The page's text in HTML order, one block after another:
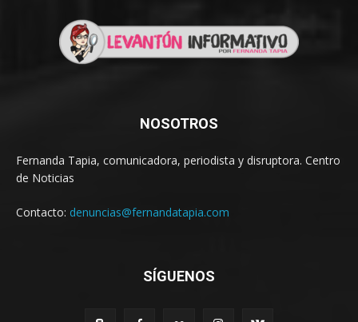
NOSOTROS
Fernanda Tapia, comunicadora, periodista y disruptora. Centro
de Noticias
Contacto: denuncias@fernandatapia.com
SÍGUENOS